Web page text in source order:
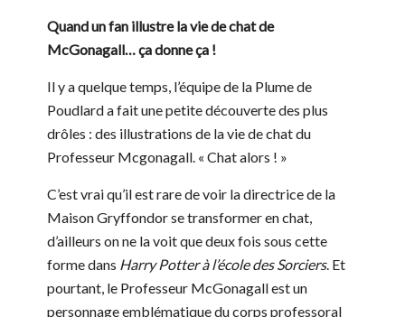
Quand un fan illustre la vie de chat de
McGonagall… ça donne ça !
Il y a quelque temps, l’équipe de la Plume de
Poudlard a fait une petite découverte des plus
drôles : des illustrations de la vie de chat du
Professeur Mcgonagall. « Chat alors ! »
C’est vrai qu’il est rare de voir la directrice de la
Maison Gryffondor se transformer en chat,
d’ailleurs on ne la voit que deux fois sous cette
forme dans Harry Potter à l’école des Sorciers. Et
pourtant, le Professeur McGonagall est un
personnage emblématique du corps professoral